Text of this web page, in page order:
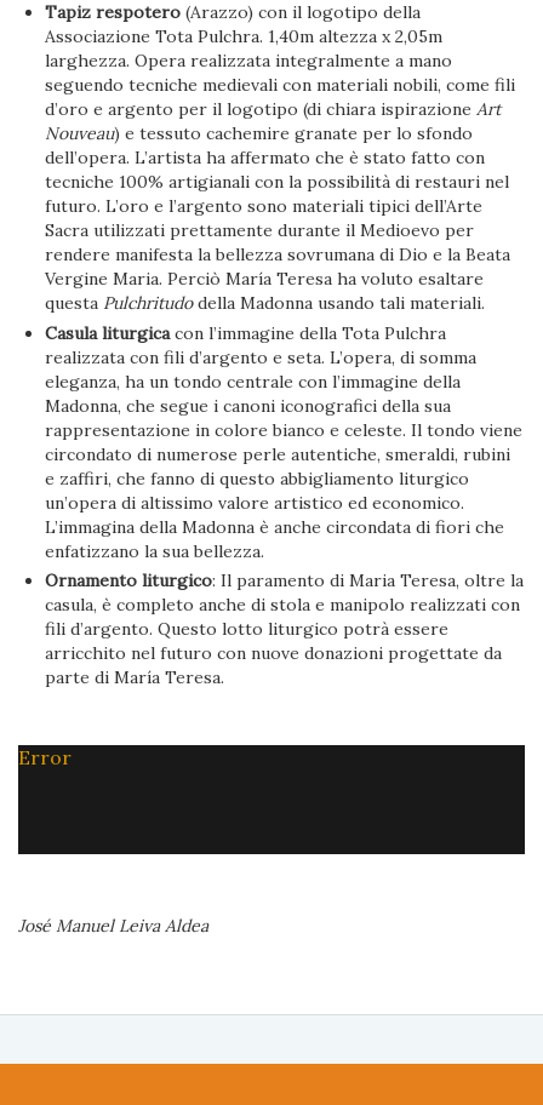
Tapiz respotero (Arazzo) con il logotipo della
Associazione Tota Pulchra. 1,40m altezza x 2,05m
larghezza. Opera realizzata integralmente a mano
seguendo tecniche medievali con materiali nobili, come fili
d’oro e argento per il logotipo (di chiara ispirazioneArt
Nouveau) e tessuto cachemire granate per lo sfondo
dell’opera. L’artista ha affermato che è stato fatto con
tecniche 100% artigianali con la possibilità di restauri nel
futuro. L’oro e l’argento sono materiali tipici dell’Arte
Sacra utilizzati prettamente durante il Medioevo per
rendere manifesta la bellezza sovrumana di Dio e la Beata
Vergine Maria. Perciò María Teresa ha voluto esaltare
questa Pulchritudodella Madonna usando tali materiali.
Casula liturgicacon l’immagine della Tota Pulchra
realizzata con fili d’argento e seta. L’opera, di somma
eleganza, ha un tondo centrale con l’immagine della
Madonna, che segue i canoni iconografici della sua
rappresentazione in colore bianco e celeste. Il tondo viene
circondato di numerose perle autentiche, smeraldi, rubini
e zaffiri, che fanno di questo abbigliamento liturgico
un’opera di altissimo valore artistico ed economico.
L’immagina della Madonna è anche circondata di fiori che
enfatizzano la sua bellezza.
Ornamento liturgico: Il paramento di Maria Teresa, oltre la
casula, è completo anche di stola e manipolo realizzati con
fili d’argento. Questo lotto liturgico potrà essere
arricchito nel futuro con nuove donazioni progettate da
parte di María Teresa.
Error
José Manuel Leiva Aldea